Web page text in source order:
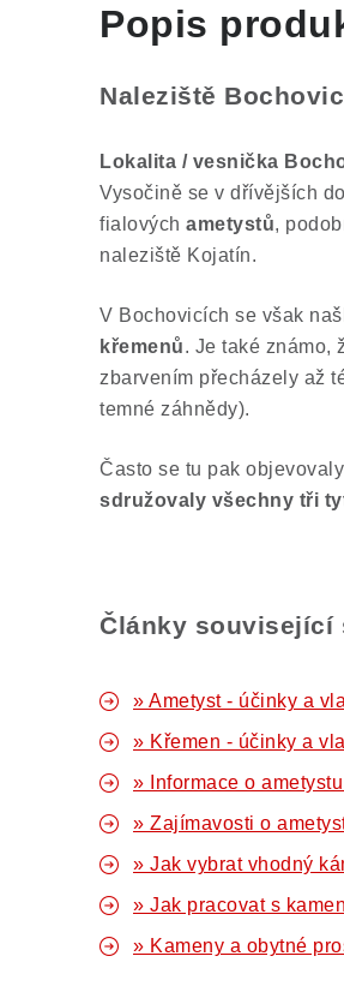
Popis
Naleziště
Lokalita / vesnička
Vysočině se v dřívějších
fialových ametystů,
naleziště Kojatín.
V Bochovicích se však
křemenů. Je také známo,
zbarvením přecházely až
temné záhnědy).
Často se tu pak
sdružovaly všechny tři
Články související
» Ametyst - účinky a
» Křemen - účinky a
» Informace o
» Zajímavosti o
» Jak vybrat vhodný
» Jak pracovat s
» Kameny a obytné